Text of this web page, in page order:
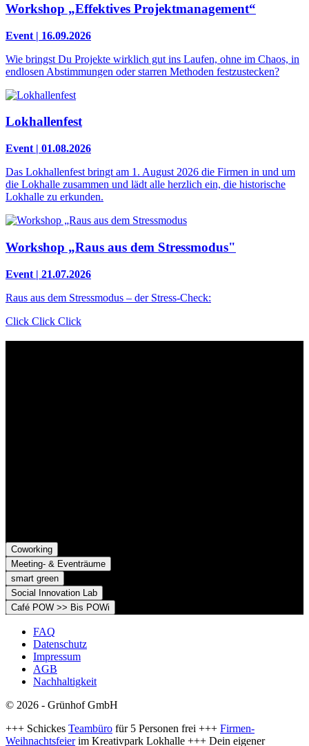
Workshop „Effektives Projektmanagement“
Event | 16.09.2026
Wie bringst Du Projekte wirklich gut ins Laufen, ohne im Chaos, in
endlosen Abstimmungen oder starren Methoden festzustecken?
Lokhallenfest
Event | 01.08.2026
Das Lokhallenfest bringt am 1. August 2026 die Firmen in und um
die Lokhalle zusammen und lädt alle herzlich ein, die historische
Lokhalle zu erkunden.
Workshop „Raus aus dem Stressmodus"
Event | 21.07.2026
Raus aus dem Stressmodus – der Stress-Check:
Click Click Click
Coworking
Meeting- & Eventräume
smart green
Social Innovation Lab
Café POW >> Bis POWi
FAQ
Datenschutz
Impressum
AGB
Nachhaltigkeit
© 2026 - Grünhof GmbH
+++ Schickes Teambüro für 5 Personen frei +++ Firmen-
Weihnachtsfeierim Kreativpark Lokhalle +++ Dein eigener